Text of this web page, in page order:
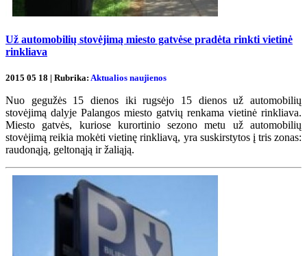
Už automobilių stovėjimą miesto gatvėse pradėta rinkti vietinė
rinkliava
2015 05 18 | Rubrika: Aktualios naujienos
Nuo gegužės 15 dienos iki rugsėjo 15 dienos už automobilių
stovėjimą dalyje Palangos miesto gatvių renkama vietinė rinkliava.
Miesto gatvės, kuriose kurortinio sezono metu už automobilių
stovėjimą reikia mokėti vietinę rinkliavą, yra suskirstytos į tris zonas:
raudonąją, geltonąją ir žaliąją.